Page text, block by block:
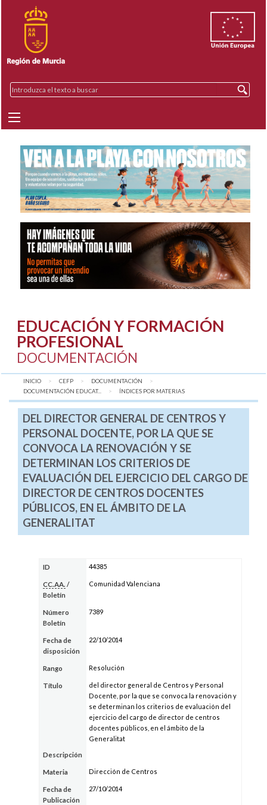
EDUCACIÓN Y FORMACIÓN
PROFESIONAL
DOCUMENTACIÓN
INICIO CEFP
DOCUMENTACIÓN
DOCUMENTACIÓN EDUCAT...
AQUÍ:
ÍNDICES POR MATERIAS
DEL DIRECTOR GENERAL DE CENTROS Y
PERSONAL DOCENTE, POR LA QUE SE
CONVOCA LA RENOVACIÓN Y SE
DETERMINAN LOS CRITERIOS DE
EVALUACIÓN DEL EJERCICIO DEL CARGO DE
DIRECTOR DE CENTROS DOCENTES
PÚBLICOS, EN EL ÁMBITO DE LA
GENERALITAT
ID 44385
CC.AA. /
Boletín
Comunidad Valenciana
Número
Boletín
7389
Fecha de
disposición
22/10/2014
Rango Resolución
Título
del director general de Centros y Personal
Docente, por la que se convoca la renovación y
se determinan los criterios de evaluación del
ejercicio del cargo de director de centros
docentes públicos, en el ámbito de la
Generalitat
Descripción
Materia Dirección de Centros
Fecha de
Publicación
27/10/2014